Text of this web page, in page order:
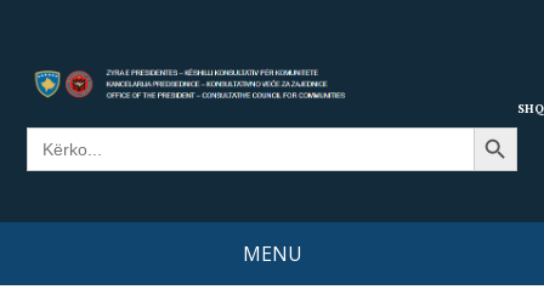
Search
for:
Search Button
MENU